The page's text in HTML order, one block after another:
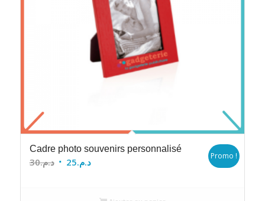
Cadre photo souvenirs personnalisé
د.م.30
Le
د.م.25
Le
Promo !